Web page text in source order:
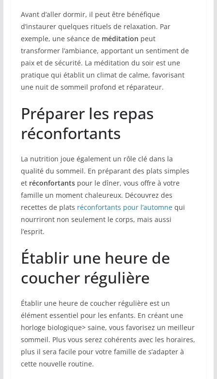
Avant d’aller dormir, il peut être bénéfique
d’instaurer quelques rituels de relaxation. Par
exemple, une séance de méditation peut
transformer l’ambiance, apportant un sentiment de
paix et de sécurité. La méditation du soir est une
pratique qui établit un climat de calme, favorisant
une nuit de sommeil profond et réparateur.
Préparer les repas
réconfortants
La nutrition joue également un rôle clé dans la
qualité du sommeil. En préparant des plats simples
et réconfortantspour le dîner, vous offre à votre
famille un moment chaleureux. Découvrez des
recettes de plats réconfortants pour l’automnequi
nourriront non seulement le corps, mais aussi
l’esprit.
Établir une heure de
coucher régulière
Établir une heure de coucher régulière est un
élément essentiel pour les enfants. En créant une
horloge biologique> saine, vous favorisez un meilleur
sommeil. Plus vous serez cohérents avec les horaires,
plus il sera facile pour votre famille de s’adapter à
cette nouvelle routine.